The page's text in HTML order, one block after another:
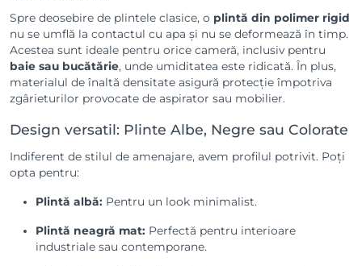
Spre deosebire de plintele clasice, o plintă din polimer rigid
nu se umflă la contactul cu apa și nu se deformează în timp.
Acestea sunt ideale pentru orice cameră, inclusiv pentru
baie sau bucătărie, unde umiditatea este ridicată. În plus,
materialul de înaltă densitate asigură protecție împotriva
zgârieturilor provocate de aspirator sau mobilier.
Design versatil: Plinte Albe, Negre sau Colorate
Indiferent de stilul de amenajare, avem profilul potrivit. Poți
opta pentru:
Plintă albă: Pentru un look minimalist.
Plintă neagră mat: Perfectă pentru interioare
industriale sau contemporane.